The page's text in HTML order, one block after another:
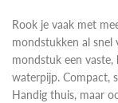
Rook je vaak met
mondstukken al snel
mondstuk een vaste,
waterpijp. Compact,
Handig thuis, maar